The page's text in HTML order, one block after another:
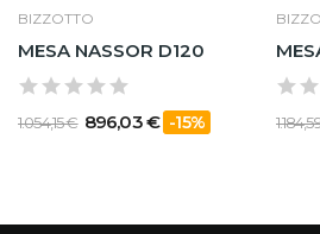
BIZZOTTO
MESA NASSOR D120
1.054,15 € 896,03 € -15%